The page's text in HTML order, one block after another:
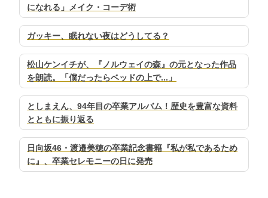
になれる」メイク・コーデ術
ガッキー、眠れない夜はどうしてる？
松山ケンイチが、『ノルウェイの森』の元となった作品
を朗読。「僕だったらベッドの上で...」
としまえん、94年目の卒業アルバム！歴史を豊富な資料
とともに振り返る
日向坂46・渡邉美穂の卒業記念書籍『私が私であるため
に』、卒業セレモニーの日に発売